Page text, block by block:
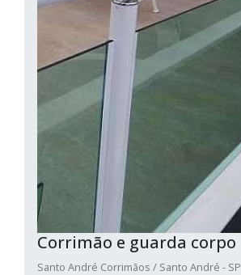
Corrimão e guarda corpo
Santo André Corrimãos / Santo André - SP